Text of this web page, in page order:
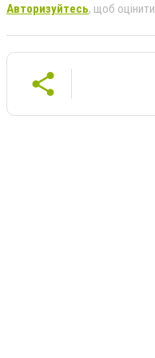
Авторизуйтесь, щоб оцінити